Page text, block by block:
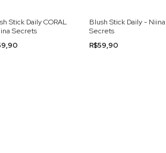
Stick Daily CORAL
Secrets
Blush Stick Daily - Niina
Secrets
R$59,90